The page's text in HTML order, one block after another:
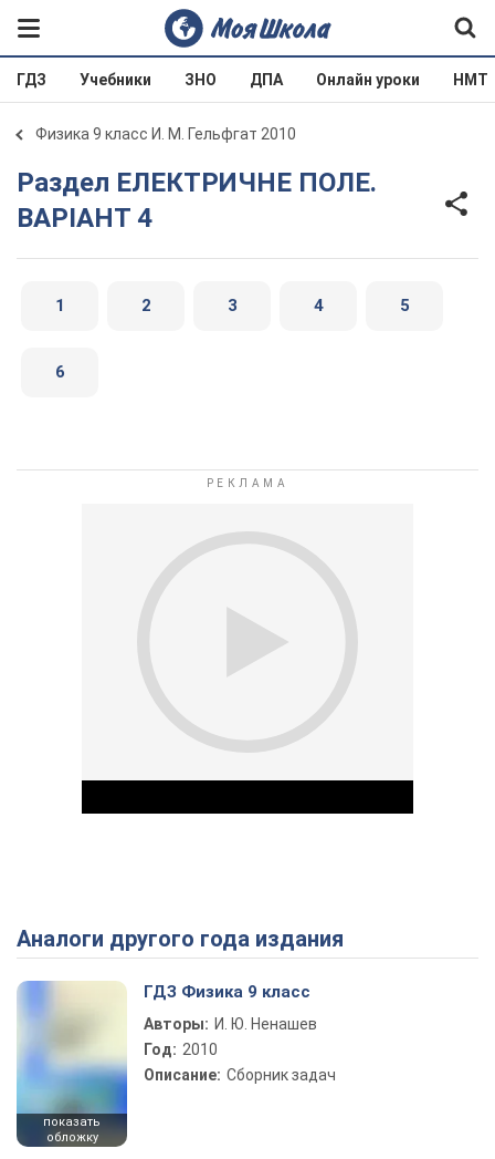
ГДЗ Учебники ЗНО ДПА Онлайн уроки НМТ
Физика 9 класс И. М. Гельфгат 2010
Раздел ЕЛЕКТРИЧНЕ ПОЛЕ.
ВАРIАНТ 4
1 2 3 4 5
6
Play Video
Аналоги другого года издания
показать
обложку
ГДЗ Физика 9 класс
Авторы: И. Ю. Ненашев
Год: 2010
Описание: Сборник задач